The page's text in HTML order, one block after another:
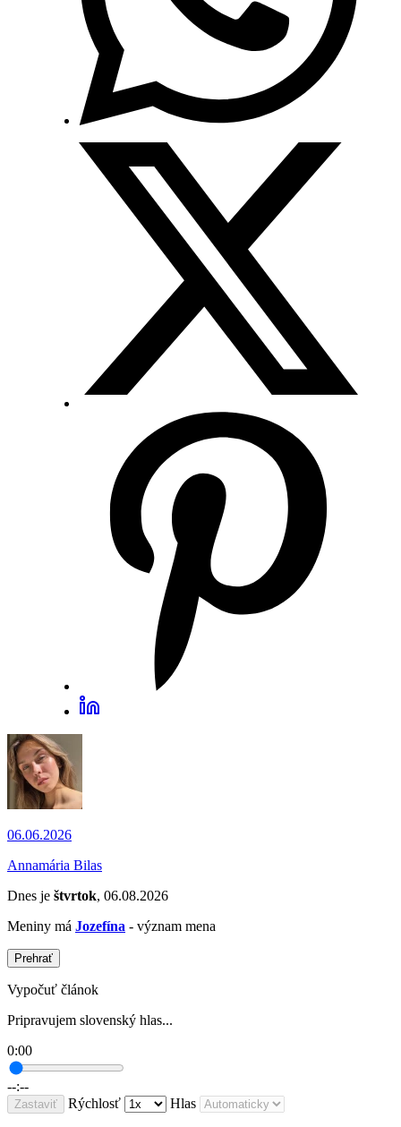
06.06.2026
Annamária Bilas
Dnes je štvrtok, 06.08.2026
Meniny má Jozefína - význam mena
Prehrať
Vypočuť článok
Pripravujem slovenský hlas...
0:00
--:--
Zastaviť Rýchlosť Hlas